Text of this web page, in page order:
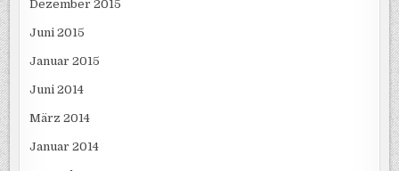
Dezember 2015
Juni 2015
Januar 2015
Juni 2014
März 2014
Januar 2014